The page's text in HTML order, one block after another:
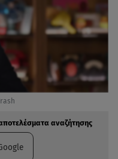
αναζήτησης